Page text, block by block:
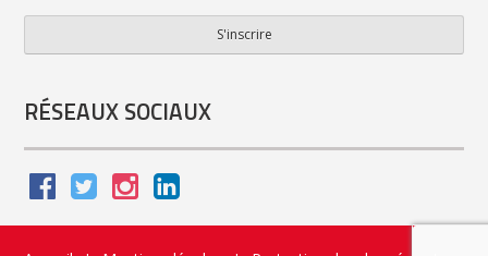
S'inscrire
Email *
RÉSEAUX SOCIAUX